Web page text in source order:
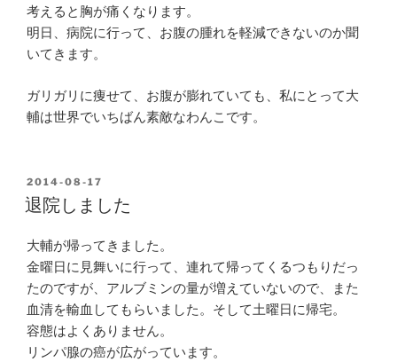
考えると胸が痛くなります。
明日、病院に行って、お腹の腫れを軽減できないのか聞
いてきます。
ガリガリに痩せて、お腹が膨れていても、私にとって大
輔は世界でいちばん素敵なわんこです。
POSTED
ON
2014-08-17
退院しました
大輔が帰ってきました。
金曜日に見舞いに行って、連れて帰ってくるつもりだっ
たのですが、アルブミンの量が増えていないので、また
血清を輸血してもらいました。そして土曜日に帰宅。
容態はよくありません。
リンパ腺の癌が広がっています。